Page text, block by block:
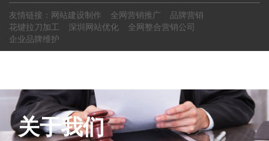
友情链接： 网站建设制作 全网营销推广
品牌营销
花键拉刀加工
深圳网站优化
全网整合营销公司
企业品牌维护
关于我们